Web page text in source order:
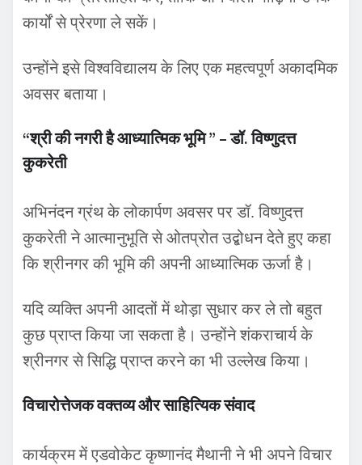
कार्यों से प्रेरणा ले सकें।
उन्होंने इसे विश्वविद्यालय के लिए एक महत्वपूर्ण अकादमिक
अवसर बताया।
“श्री की नगरी है आध्यात्मिक भूमि ” – डॉ. विष्णुदत्त
कुकरेती
अभिनंदन ग्रंथ के लोकार्पण अवसर पर डॉ. विष्णुदत्त
कुकरेती ने आत्मानुभूति से ओतप्रोत उद्बोधन देते हुए कहा
कि श्रीनगर की भूमि की अपनी आध्यात्मिक ऊर्जा है।
यदि व्यक्ति अपनी आदतों में थोड़ा सुधार कर ले तो बहुत
कुछ प्राप्त किया जा सकता है। उन्होंने शंकराचार्य के
श्रीनगर से सिद्धि प्राप्त करने का भी उल्लेख किया।
विचारोत्तेजक वक्तव्य और साहित्यिक संवाद
कार्यक्रम में एडवोकेट कृष्णानंद मैथानी ने भी अपने विचार